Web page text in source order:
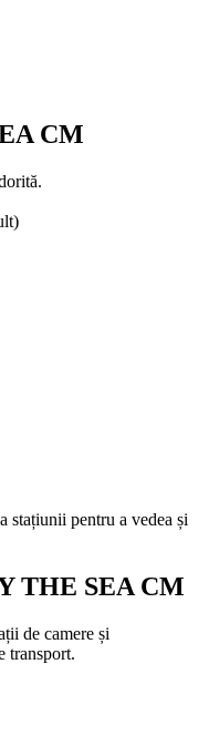
CM
stațiunii pentru a vedea și
THE SEA CM
de camere și
transport.